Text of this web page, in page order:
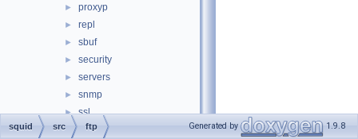
► proxyp
► repl
► sbuf
► security
► servers
► snmp
► ssl
► store
squid src ftp Generated by 1.9.8